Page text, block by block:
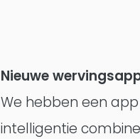
Nieuwe
We hebben een
intelligentie